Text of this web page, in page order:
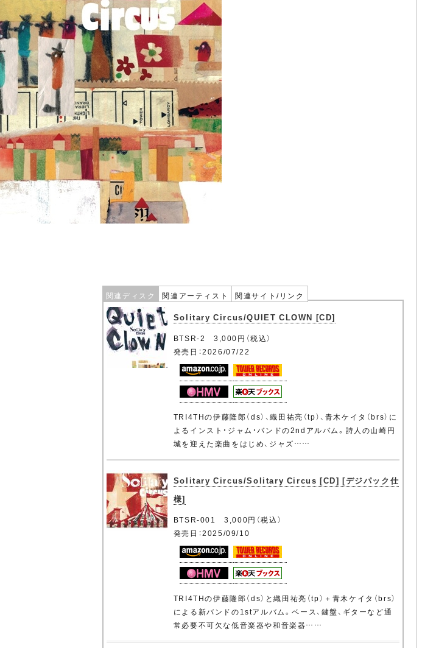
関連ディスク 関連アーティスト 関連サイト/リンク
Solitary Circus/QUIET CLOWN [CD]
BTSR-2 3,000円（税込）
発売日：2026/07/22
TRI4THの伊藤隆郎（ds）、織田祐亮（tp）、青木ケイタ（brs）に
よるインスト・ジャム・バンドの2ndアルバム。詩人の山崎円
城を迎えた楽曲をはじめ、ジャズ……
Solitary Circus/Solitary Circus [CD] [デジパック仕
様]
BTSR-001 3,000円（税込）
発売日：2025/09/10
TRI4THの伊藤隆郎（ds）と織田祐亮（tp）＋青木ケイタ（brs）
による新バンドの1stアルバム。ベース、鍵盤、ギターなど通
常必要不可欠な低音楽器や和音楽器……